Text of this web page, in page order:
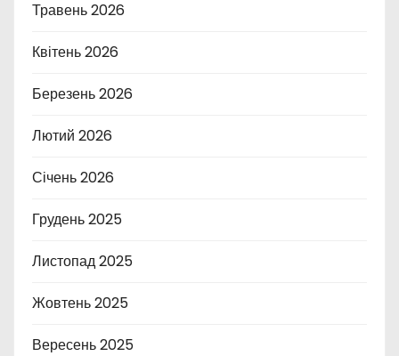
Травень 2026
Квітень 2026
Березень 2026
Лютий 2026
Січень 2026
Грудень 2025
Листопад 2025
Жовтень 2025
Вересень 2025